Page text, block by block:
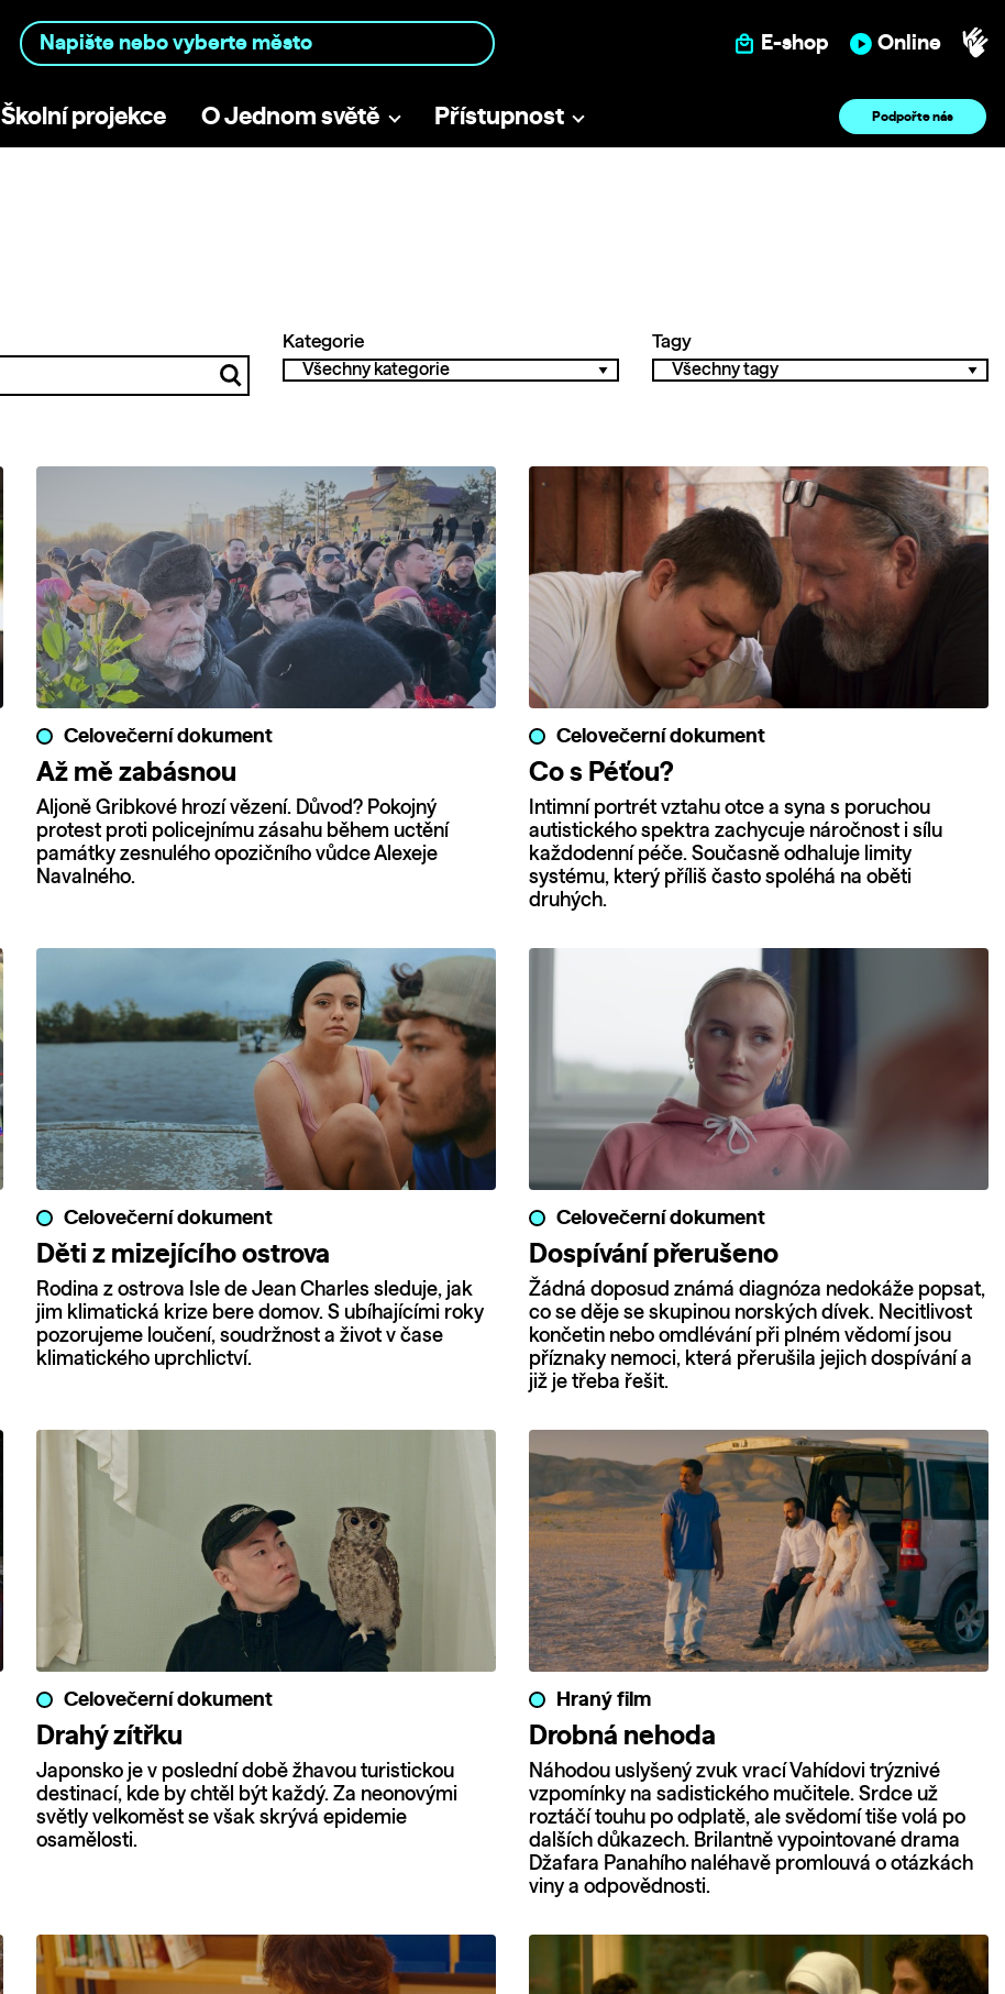
E-shop Online
Školní projekce O Jednom světě Přístupnost Podpořte nás
Kategorie Tagy
Celovečerní dokument
Až mě zabásnou
Aljoně Gribkové hrozí vězení. Důvod? Pokojný
protest proti policejnímu zásahu během uctění
památky zesnulého opozičního vůdce Alexeje
Navalného.
Celovečerní dokument
Co s Péťou?
Intimní portrét vztahu otce a syna s poruchou
autistického spektra zachycuje náročnost i sílu
každodenní péče. Současně odhaluje limity
systému, který příliš často spoléhá na oběti
druhých.
Celovečerní dokument
Děti z mizejícího ostrova
Rodina z ostrova Isle de Jean Charles sleduje, jak
jim klimatická krize bere domov. S ubíhajícími roky
pozorujeme loučení, soudržnost a život v čase
klimatického uprchlictví.
Celovečerní dokument
Dospívání přerušeno
Žádná doposud známá diagnóza nedokáže popsat,
co se děje se skupinou norských dívek. Necitlivost
končetin nebo omdlévání při plném vědomí jsou
příznaky nemoci, která přerušila jejich dospívání a
již je třeba řešit.
Celovečerní dokument
Drahý zítřku
Japonsko je v poslední době žhavou turistickou
destinací, kde by chtěl být každý. Za neonovými
světly velkoměst se však skrývá epidemie
osamělosti.
Hraný film
Drobná nehoda
Náhodou uslyšený zvuk vrací Vahídovi trýznivé
vzpomínky na sadistického mučitele. Srdce už
roztáčí touhu po odplatě, ale svědomí tiše volá po
dalších důkazech. Brilantně vypointované drama
Džafara Panahího naléhavě promlouvá o otázkách
viny a odpovědnosti.